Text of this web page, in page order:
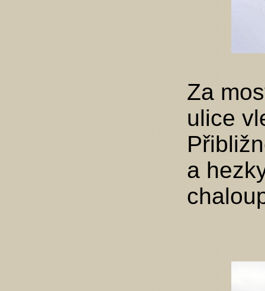
Za
ulice
a